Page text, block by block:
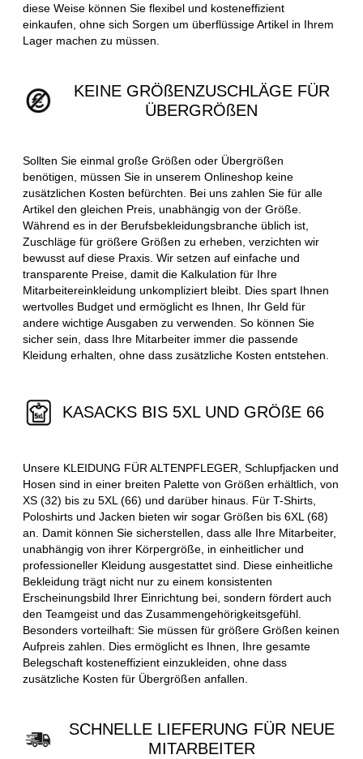
diese Weise können Sie flexibel und kosteneffizient
einkaufen, ohne sich Sorgen um überflüssige Artikel in Ihrem
Lager machen zu müssen.
KEINE GRÖßENZUSCHLÄGE FÜR
ÜBERGRÖßEN
Sollten Sie einmal große Größen oder Übergrößen
benötigen, müssen Sie in unserem Onlineshop keine
zusätzlichen Kosten befürchten. Bei uns zahlen Sie für alle
Artikel den gleichen Preis, unabhängig von der Größe.
Während es in der Berufsbekleidungsbranche üblich ist,
Zuschläge für größere Größen zu erheben, verzichten wir
bewusst auf diese Praxis. Wir setzen auf einfache und
transparente Preise, damit die Kalkulation für Ihre
Mitarbeitereinkleidung unkompliziert bleibt. Dies spart Ihnen
wertvolles Budget und ermöglicht es Ihnen, Ihr Geld für
andere wichtige Ausgaben zu verwenden. So können Sie
sicher sein, dass Ihre Mitarbeiter immer die passende
Kleidung erhalten, ohne dass zusätzliche Kosten entstehen.
KASACKS BIS 5XL UND GRÖßE 66
Unsere KLEIDUNG FÜR ALTENPFLEGER, Schlupfjacken und
Hosen sind in einer breiten Palette von Größen erhältlich, von
XS (32) bis zu 5XL (66) und darüber hinaus. Für T-Shirts,
Poloshirts und Jacken bieten wir sogar Größen bis 6XL (68)
an. Damit können Sie sicherstellen, dass alle Ihre Mitarbeiter,
unabhängig von ihrer Körpergröße, in einheitlicher und
professioneller Kleidung ausgestattet sind. Diese einheitliche
Bekleidung trägt nicht nur zu einem konsistenten
Erscheinungsbild Ihrer Einrichtung bei, sondern fördert auch
den Teamgeist und das Zusammengehörigkeitsgefühl.
Besonders vorteilhaft: Sie müssen für größere Größen keinen
Aufpreis zahlen. Dies ermöglicht es Ihnen, Ihre gesamte
Belegschaft kosteneffizient einzukleiden, ohne dass
zusätzliche Kosten für Übergrößen anfallen.
SCHNELLE LIEFERUNG FÜR NEUE
MITARBEITER